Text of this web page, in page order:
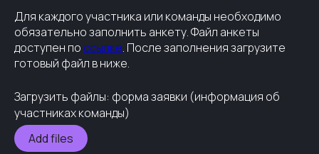
Для каждого участника или команды необходимо
обязательно заполнить анкету. Файл анкеты
доступен по ссылке. После заполнения загрузите
готовый файл в ниже.
Загрузить файлы: форма заявки (информация об
участниках команды)
Add files